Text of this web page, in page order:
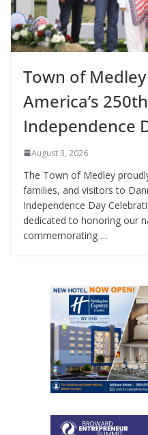
Town of
America’s
Independence
August 3, 2026
The Town of Medley
families, and visitors to
Independence Day
dedicated to honoring our
commemorating …